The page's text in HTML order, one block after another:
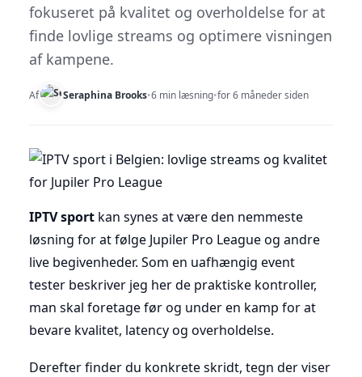
fokuseret på kvalitet og overholdelse for at
finde lovlige streams og optimere visningen
af kampene.
Af Seraphina Brooks•6 min læsning•for 6 måneder siden
IPTV sport kan synes at være den nemmeste
løsning for at følge Jupiler Pro League og andre
live begivenheder. Som en uafhængig event
tester beskriver jeg her de praktiske kontroller,
man skal foretage før og under en kamp for at
bevare kvalitet, latency og overholdelse.
Derefter finder du konkrete skridt, tegn der viser